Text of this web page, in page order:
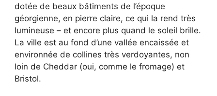
dotée de beaux bâtiments de l’époque
géorgienne, en pierre claire, ce qui la rend très
lumineuse – et encore plus quand le soleil brille.
La ville est au fond d’une vallée encaissée et
environnée de collines très verdoyantes, non
loin de Cheddar (oui, comme le fromage) et
Bristol.